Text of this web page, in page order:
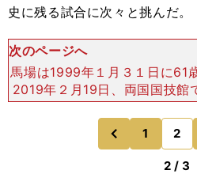
史に残る試合に次々と挑んだ。
次のページへ
馬場は1999年１月３１日に61
2019年２月19日、両国国技館
場没20年追善興行」が行なわ
に参加した。その時、馬場と生
秘話を
前
1 2
2 / 3